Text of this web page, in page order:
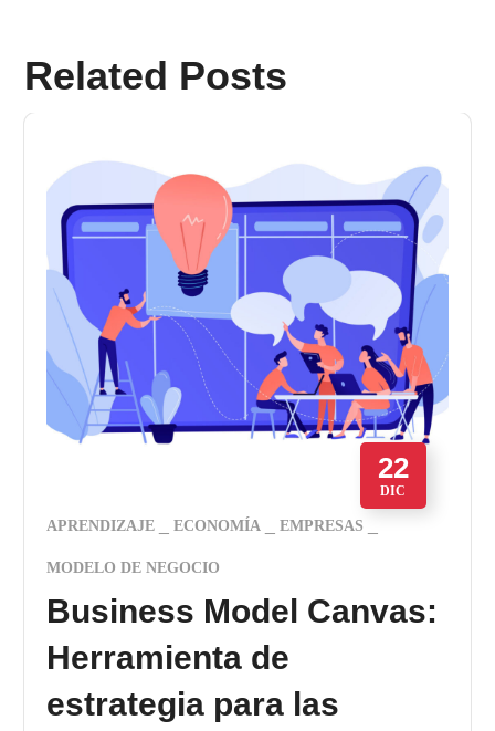
Related Posts
22
DIC
APRENDIZAJE ECONOMÍA EMPRESAS
MODELO DE NEGOCIO
Business Model Canvas:
Herramienta de
estrategia para las